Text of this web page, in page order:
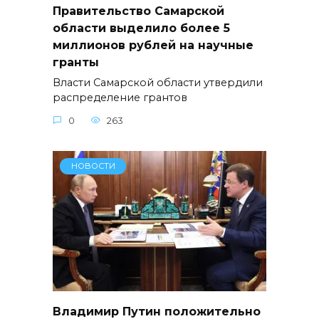
Правительство Самарской
области выделило более 5
миллионов рублей на научные
гранты
Власти Самарской области утвердили
распределение грантов
0 263
НОВОСТИ
Владимир Путин положительно